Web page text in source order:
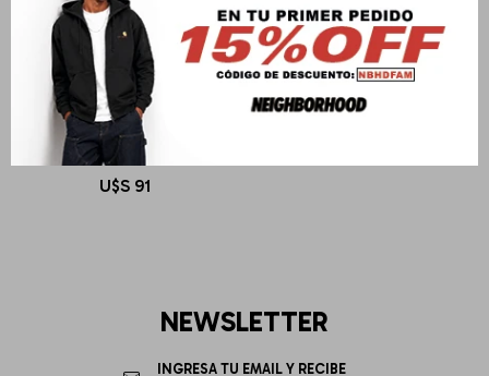
BLUE BANANA
ATLAS LONG SLEEVE POLO
U$S 91
NEWSLETTER